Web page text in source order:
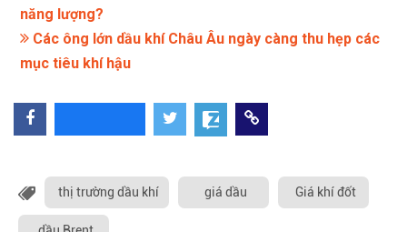
năng lượng?
Các ông lớn dầu khí Châu Âu ngày càng thu hẹp các
mục tiêu khí hậu
thị trường dầu khí giá dầu Giá khí đốt